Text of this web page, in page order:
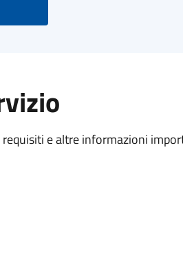
e altre informazioni